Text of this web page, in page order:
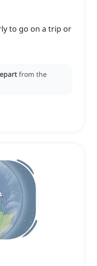
to go on a trip or
from the